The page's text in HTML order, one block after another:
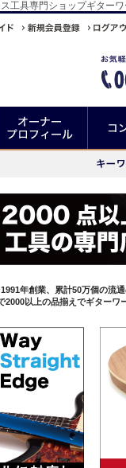
工具専門ショップギターワ
年創業、累計50万個の流通
以上の品揃えでギターワ